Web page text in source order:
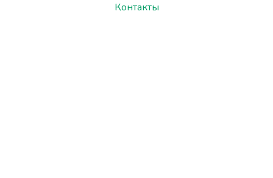
Контакты